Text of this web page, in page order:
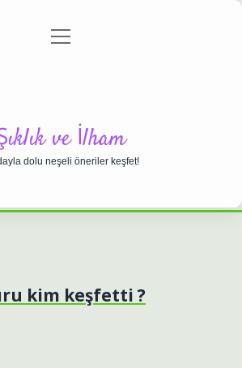
Gizlilik Politikası
menüyü
ve İlham
dolu neşeli öneriler keşfet!
kim keşfetti ?